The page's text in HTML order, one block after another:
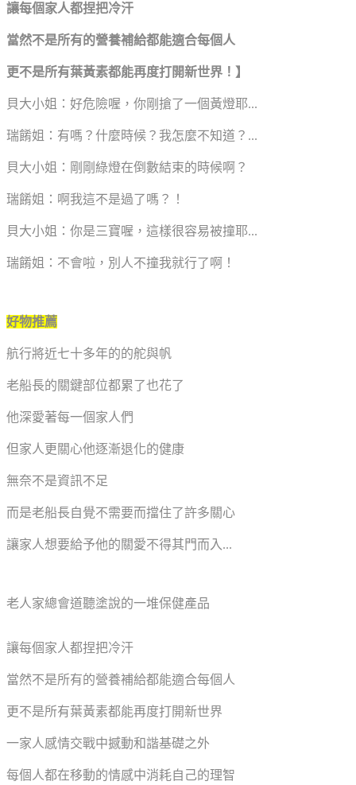
讓每個家人都捏把冷汗
當然不是所有的營養補給都能適合每個人
更不是所有葉黃素都能再度打開新世界！】
貝大小姐：好危險喔，你剛搶了一個黃燈耶...
瑞餚姐：有嗎？什麼時候？我怎麼不知道？...
貝大小姐：剛剛綠燈在倒數結束的時候啊？
瑞餚姐：啊我這不是過了嗎？！
貝大小姐：你是三寶喔，這樣很容易被撞耶...
瑞餚姐：不會啦，別人不撞我就行了啊！
好物推薦
航行將近七十多年的的舵與帆
老船長的關鍵部位都累了也花了
他深愛著每一個家人們
但家人更關心他逐漸退化的健康
無奈不是資訊不足
而是老船長自覺不需要而擋住了許多關心
讓家人想要給予他的關愛不得其門而入...
老人家總會道聽塗說的一堆保健產品
讓每個家人都捏把冷汗
當然不是所有的營養補給都能適合每個人
更不是所有葉黃素都能再度打開新世界
一家人感情交戰中撼動和諧基礎之外
每個人都在移動的情感中消耗自己的理智